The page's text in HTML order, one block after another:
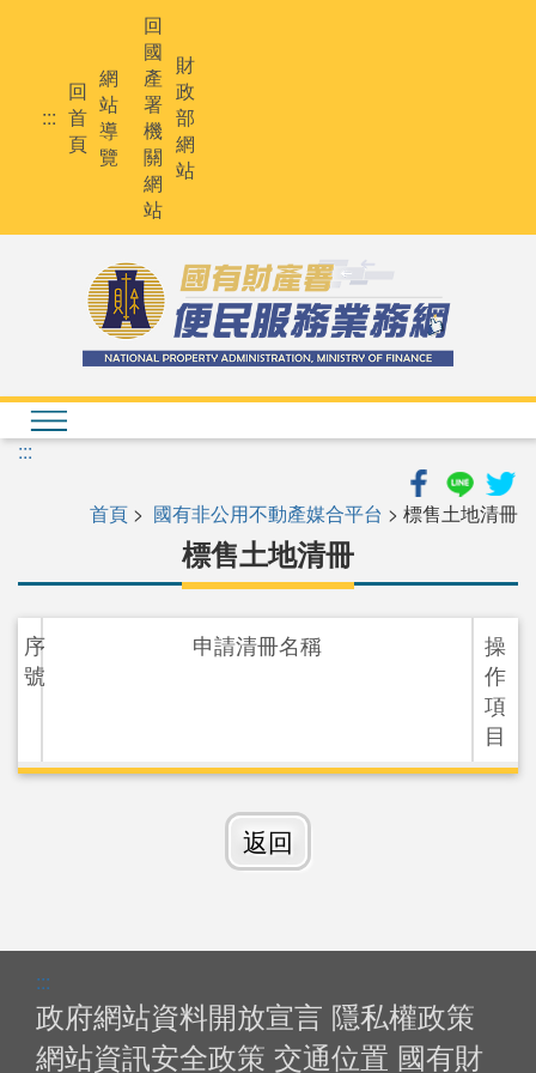
:::
回
首
頁
網
站
導
覽
回
國
產
署
機
關
網
站
財
政
部
網
站
:::
首頁 > 國有非公用不動產媒合平台 > 標售土地清冊
標售土地清冊
序
號
申請清冊名稱
操
作
項
目
返回
:::
政府網站資料開放宣言 隱私權政策
網站資訊安全政策 交通位置 國有財